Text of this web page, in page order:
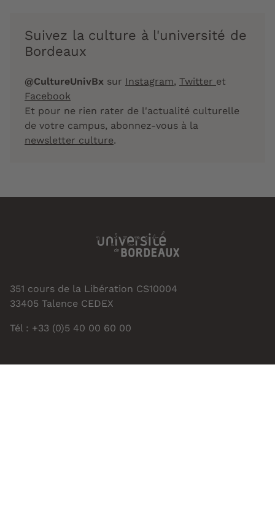
Suivez la culture à l'université de
Bordeaux
@CultureUnivBx sur Instagram, Twitter et
Facebook
Et pour ne rien rater de l'actualité culturelle
de votre campus, abonnez-vous à la
newsletter culture.
351 cours de la Libération CS10004
33405 Talence CEDEX
Tél : +33 (0)5 40 00 60 00